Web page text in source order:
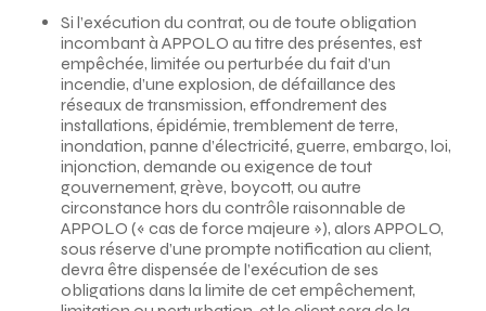
Si l’exécution du contrat, ou de toute obligation
incombant à APPOLO au titre des présentes, est
empêchée, limitée ou perturbée du fait d’un
incendie, d’une explosion, de défaillance des
réseaux de transmission, effondrement des
installations, épidémie, tremblement de terre,
inondation, panne d’électricité, guerre, embargo, loi,
injonction, demande ou exigence de tout
gouvernement, grève, boycott, ou autre
circonstance hors du contrôle raisonnable de
APPOLO (« cas de force majeure »), alors APPOLO,
sous réserve d’une prompte notification au client,
devra être dispensée de l’exécution de ses
obligations dans la limite de cet empêchement,